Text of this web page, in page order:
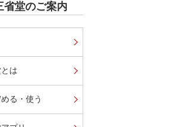
省堂のご案内
は
る・使う